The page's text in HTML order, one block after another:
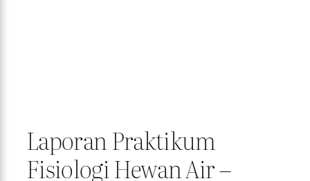
Laporan Praktikum
Fisiologi Hewan Air –